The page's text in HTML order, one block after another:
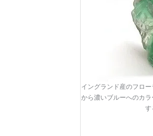
イングランド産のフロ
から濃いブルーへのカ
す